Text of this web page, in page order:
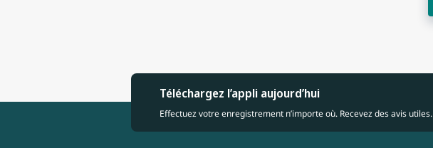
Téléchargez l’appli aujourd’hui
Effectuez votre enregistrement n’importe où. Recevez des avis utiles.